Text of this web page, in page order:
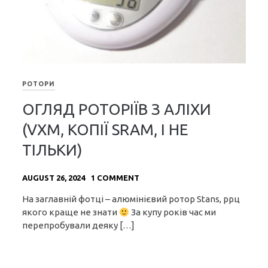
РОТОРИ
ОГЛЯД РОТОРІЇВ З АЛІХИ
(VXM, КОПІЇ SRAM, І НЕ
ТІЛЬКИ)
AUGUST 26, 2024 1 COMMENT
На заглавній фотці – алюмінієвий ротор Stans, ррц
якого краще не знати
За купу років час ми
перепробували деяку […]